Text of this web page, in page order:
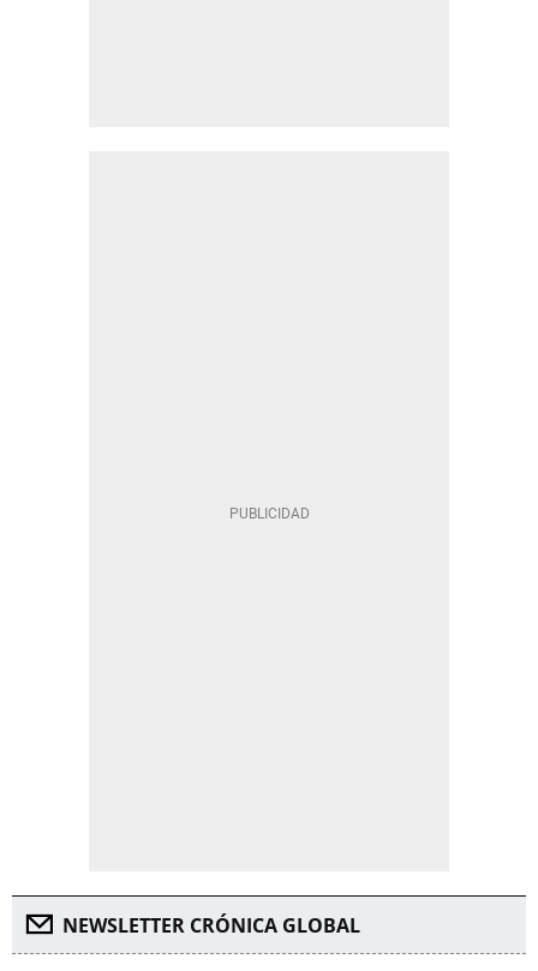
NEWSLETTER CRÓNICA GLOBAL